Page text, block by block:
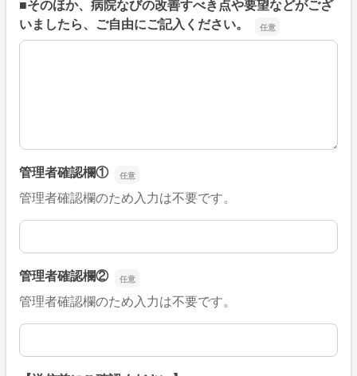
■そのほか、病院なびの改善すべき点や要望などがござ
いましたら、ご自由にご記入ください。
■そのほか、病院なびの改善すべき点や要望などがござい
管理者確認欄①
管理者確認欄のため入力は不要です。
管理者確認欄①
管理者確認欄②
管理者確認欄のため入力は不要です。
管理者確認欄②